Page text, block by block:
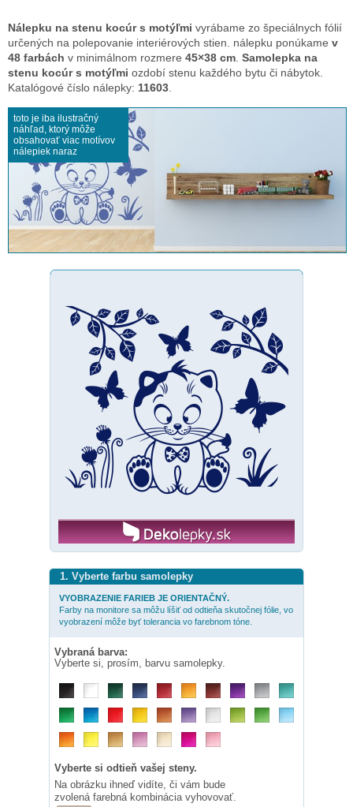
Nálepku na stenu kocúr s motýľmi vyrábame zo špeciálnych fólií
určených na polepovanie interiérových stien. nálepku ponúkame v
48 farbách v minimálnom rozmere 45×38 cm Samolepka na
stenu kocúr s motýľmi ozdobí stenu každého bytu či nábytok.
Katalógové číslo nálepky: 11603
toto je iba ilustračný
náhľad, ktorý môže
obsahovať viac motívov
nálepiek naraz
1. Vyberte farbu samolepky
VYOBRAZENIE FARIEB JE ORIENTAČNÝ.
Farby na monitore sa môžu líšiť od odtieňa skutočnej fólie, vo
vyobrazení môže byť tolerancia vo farebnom tóne.
Vybraná barva:
Vyberte si, prosím, barvu samolepky.
Vyberte si odtieň vašej steny.
Na obrázku ihneď vidíte, či vám bude
zvolená farebná kombinácia vyhovovať.